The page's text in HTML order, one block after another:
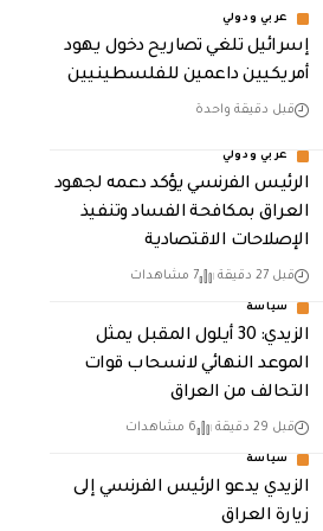
عربي ودولي
إسرائيل تلغي تصاريح دخول يهود
أمريكيين داعمين للفلسطينيين
قبل دقيقة واحدة
عربي ودولي
الرئيس الفرنسي يؤكد دعمه لجهود
العراق بمكافحة الفساد وتنفيذ
الإصلاحات الاقتصادية
قبل 27 دقيقة 7 مشاهدات
سياسة
الزيدي: 30 أيلول المقبل يمثل
الموعد النهائي لانسحاب قوات
التحالف من العراق
قبل 29 دقيقة 6 مشاهدات
سياسة
الزيدي يدعو الرئيس الفرنسي إلى
زيارة العراق